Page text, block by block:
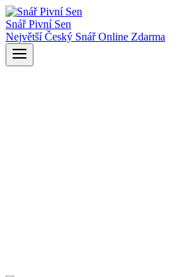
Snář Pivní Sen
Největší Český Snář Online Zdarma